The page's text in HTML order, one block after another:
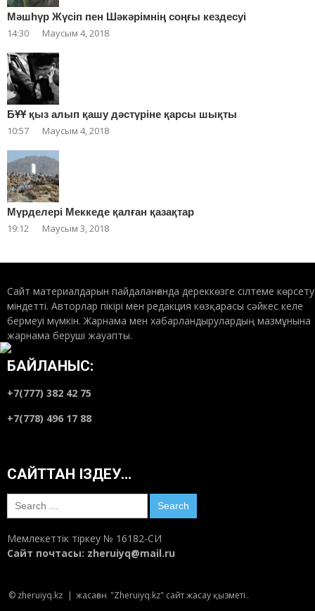
Мәшһүр Жүсіп пен Шәкәрімнің соңғы кездесуі
14:30 Маусым 4, 2018
БҰҰ қыз алып қашу дәстүріне қарсы шықты
10:57 Маусым 4, 2018
Мүрделері Меккеде қалған қазақтар
19:12 Маусым 3, 2018
Сайт материалдарын пайдаланғанда дереккөзге сілтеме көрсету
міндетті. Авторлар пікірі мен редакция көзқарасы сәйкес келе
бермеуі мүмкін. Жарнама мен хабарландырулардың мазмұнына
жарнама беруші жауапты.
БАЙЛАНЫС:
+7(777) 382 42 75
+7(778) 496 17 88
САЙТТАН ІЗДЕУ…
Search
for:
Мемлекеттік тіркеу № 16182-СИ
Сайт почтасы: zheruiyq@mail.ru
© zheruiyq.kz | жасаған "Zheruiyq.kz" сайт жасау қызметі .